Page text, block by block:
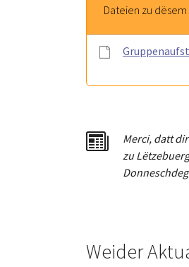
Dateien zu
Merci, dattdir
zu
Weider